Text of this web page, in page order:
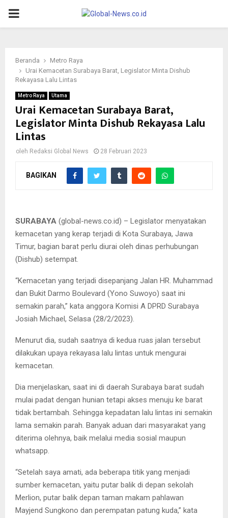
PRIMARY
Beranda
Metro Raya
Urai Kemacetan Surabaya Barat, Legislator Minta Dishub
Rekayasa Lalu Lintas
Metro Raya Utama
Urai Kemacetan Surabaya Barat,
Legislator Minta Dishub Rekayasa Lalu
Lintas
oleh Redaksi Global News 28 Februari 2023
BAGIKAN
SURABAYA (global-news.co.id) – Legislator menyatakan
kemacetan yang kerap terjadi di Kota Surabaya, Jawa
Timur, bagian barat perlu diurai oleh dinas perhubungan
(Dishub) setempat.
“Kemacetan yang terjadi disepanjang Jalan HR. Muhammad
dan Bukit Darmo Boulevard (Yono Suwoyo) saat ini
semakin parah,” kata anggora Komisi A DPRD Surabaya
Josiah Michael, Selasa (28/2/2023).
Menurut dia, sudah saatnya di kedua ruas jalan tersebut
dilakukan upaya rekayasa lalu lintas untuk mengurai
kemacetan.
Dia menjelaskan, saat ini di daerah Surabaya barat sudah
mulai padat dengan hunian tetapi akses menuju ke barat
tidak bertambah. Sehingga kepadatan lalu lintas ini semakin
lama semakin parah. Banyak aduan dari masyarakat yang
diterima olehnya, baik melalui media sosial maupun
whatsapp.
“Setelah saya amati, ada beberapa titik yang menjadi
sumber kemacetan, yaitu putar balik di depan sekolah
Merlion, putar balik depan taman makam pahlawan
Mayjend Sungkono dan perempatan patung kuda,” kata